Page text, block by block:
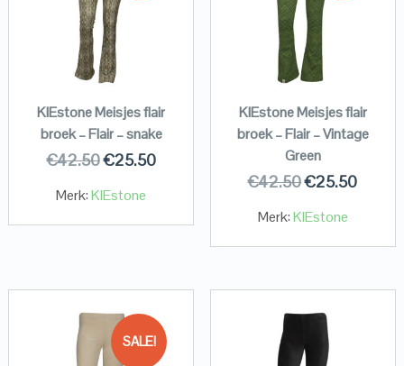
KIEstone Meisjes flair
broek – Flair – snake
€42.50€25.50
Merk:KIEstone
KIEstone Meisjes flair
broek – Flair – Vintage
Green
€42.50€25.50
Merk:KIEstone
SALE!